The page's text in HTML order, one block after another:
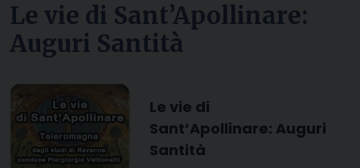
Le vie di Sant’Apollinare:
Auguri Santità
Le vie di
Sant’Apollinare: Auguri
Santità